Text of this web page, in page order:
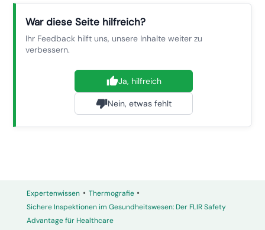
War diese Seite hilfreich?
Ihr Feedback hilft uns, unsere Inhalte weiter zu
verbessern.
Ja, hilfreich
Nein, etwas fehlt
Expertenwissen • Thermografie •
Sichere Inspektionen im Gesundheitswesen: Der FLIR Safety
Advantage für Healthcare